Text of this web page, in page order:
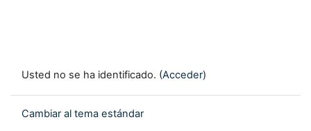
Usted no se ha identificado. (Acceder)
Cambiar al tema estándar